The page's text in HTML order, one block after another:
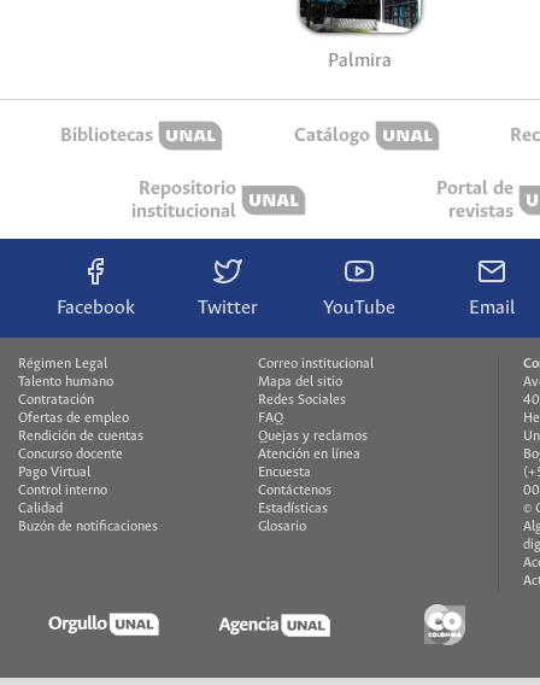
Palmira
Bibliotecas Catálogo
Repositorio
institucional
Portal de
revistas
Facebook Twitter YouTube Email
Régimen Legal
Talento humano
Contratación
Ofertas de empleo
Rendición de cuentas
Concurso docente
Pago Virtual
Control interno
Calidad
Buzón de notificaciones
Correo institucional
Mapa del sitio
Redes Sociales
FAQ
Quejas y reclamos
Atención en línea
Encuesta
Contáctenos
Estadísticas
Glosario
©